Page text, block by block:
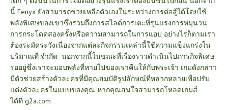
นี้ Fenyx ยังสามารถช่วยเหลือตัวเองในระหว่างการต่อสู้ได้โดยใช้
พลังพิเศษของเขาซึ่งรวมถึงการสไลด์การเตะที่รุนแรงการหมุนวน
การกระโดดสองครั้งหรือความสามารถในการแอบ อย่างไรก็ตามเรา
ต้องระมัดระวังเนื่องจากแต่ละกิจกรรมเหล่านี้ใช้ความแข็งแกร่งใน
ปริมาณที่ จำกัด นอกจากนี้ในขณะที่เรื่องราวดำเนินไปภารกิจพิเศษ
รออยู่ซึ่งเราจะมอบพลังที่หายไปของเราคืนให้กับพระเจ้า เกมดังกล่าว
มีตัวช่วยสร้างตัวละครที่มีคุณสมบัติรูปลักษณ์ที่หลากหลายเพื่อปรับ
แต่งตัวละครในแบบของคุณ หากคุณสนใจสามารถโหลดเกมส์
ได้ที่ g2a.com